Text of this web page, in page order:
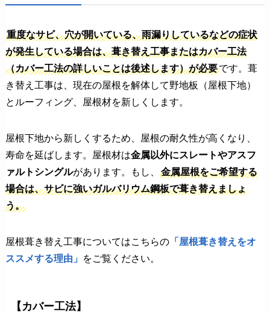
重度なサビ、穴が開いている、雨漏りしているなどの症状
が発生している場合は、葺き替え工事またはカバー工法
（カバー工法の詳しいことは後述します）が必要です。葺
き替え工事は、現在の屋根を解体して野地板（屋根下地）
とルーフィング、屋根材を新しくします。
屋根下地から新しくするため、屋根の耐久性が高くなり、
寿命を延ばします。屋根材は金属以外にスレートやアスフ
ァルトシングルがあります。もし、
金属屋根をご希望する
場合は、サビに強いガルバリウム鋼板で葺き替えましょ
う。
屋根葺き替え工事についてはこちらの「屋根葺き替えをオ
ススメする理由」 をご覧ください。
【カバー工法】